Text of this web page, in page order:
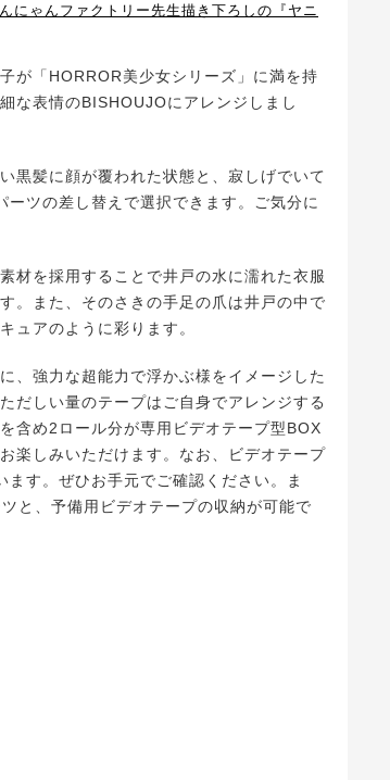
にゃんファクトリー先生描き下ろしの『ヤニ
が「HORROR美少女シリーズ」に満を持
な表情のBISHOUJOにアレンジしまし
黒髪に顔が覆われた状態と、寂しげでいて
ツの差し替えで選択できます。ご気分に
材を採用することで井戸の水に濡れた衣服
。また、そのさきの手足の爪は井戸の中で
ュアのように彩ります。
、強力な超能力で浮かぶ様をイメージした
だしい量のテープはご自身でアレンジする
含め2ロール分が専用ビデオテープ型BOX
楽しみいただけます。なお、ビデオテープ
す。ぜひお手元でご確認ください。ま
と、予備用ビデオテープの収納が可能で